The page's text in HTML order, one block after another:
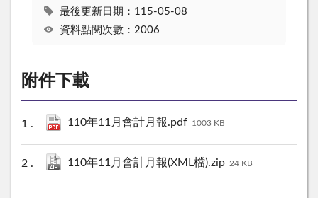
最後更新日期：115-05-08
資料點閱次數：2006
附件下載
110年11月會計月報.pdf 1003 KB
110年11月會計月報(XML檔).zip 24 KB